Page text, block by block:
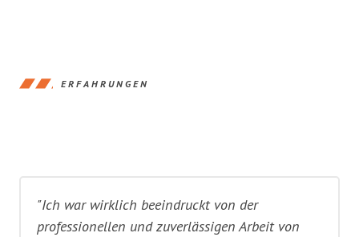
ERFAHRUNGEN
"Ich war wirklich beeindruckt von der
professionellen und zuverlässigen Arbeit von